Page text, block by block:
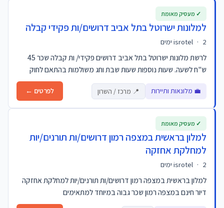
למלונות ישרוטל בתל אביב דרושים/ות פקידי קבלה
isrotel · 2 ימים
לרשת מלונות ישרוטל בתל אביב דרושים פקידי/ ות קבלה שכר 45
ש"ח לשעה. שעות נוספות שעות שבת וחג משולמות בהתאם לחוק
💼 מלונאות ותיירות 📍 מרכז / השרון לפרטים ←
✓ מעסיק מאומת
למלון בראשית במצפה רמון דרושים/ות תורנים/יות
למחלקת אחזקה
isrotel · 2 ימים
למלון בראשית במצפה רמון דרושים/ות תורנים/יות למחלקת אחזקה
דיור חינם במצפה רמון שכר גבוה במיוחד למתאימים
✓ מעסיק מאומת